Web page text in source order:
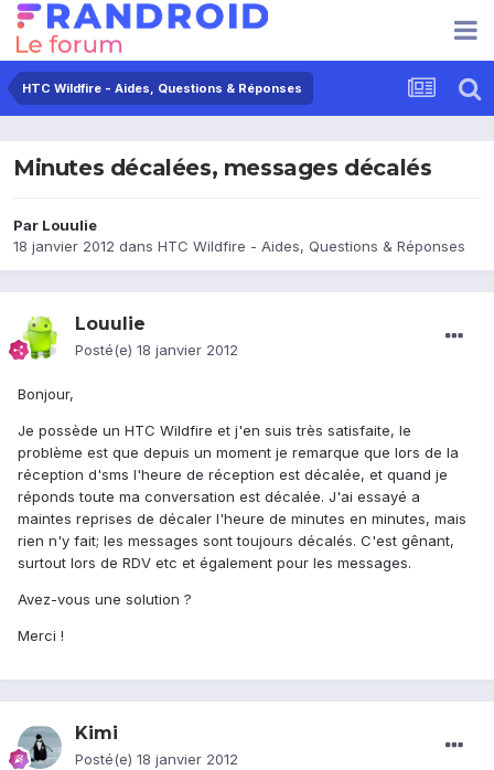
HTC Wildfire - Aides, Questions & Réponses
Minutes décalées, messages décalés
Par Louulie
18 janvier 2012 dans HTC Wildfire - Aides, Questions & Réponses
Louulie
Posté(e) 18 janvier 2012
Bonjour,
Je possède un HTC Wildfire et j'en suis très satisfaite, le
problème est que depuis un moment je remarque que lors de la
réception d'sms l'heure de réception est décalée, et quand je
réponds toute ma conversation est décalée. J'ai essayé a
maintes reprises de décaler l'heure de minutes en minutes, mais
rien n'y fait; les messages sont toujours décalés. C'est gênant,
surtout lors de RDV etc et également pour les messages.
Avez-vous une solution ?
Merci !
Kimi
Posté(e) 18 janvier 2012